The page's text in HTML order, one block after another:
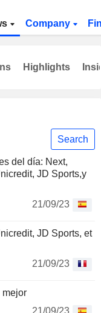
Company
Search
del día: Next,
JD Sports,y
21/09/23
JD Sports, et
21/09/23
mejor
Highlights